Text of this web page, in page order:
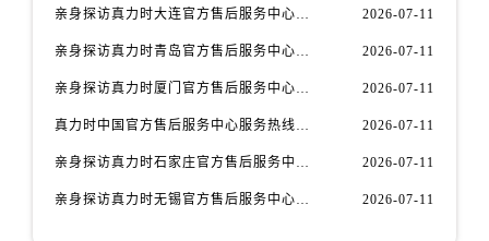
亲身探访真力时大连官方售后服务中心｜官方热线与门店地址（2026年7月最新） 2026-07-11
亲身探访真力时青岛官方售后服务中心｜热线与地址（2026年7月最新） 2026-07-11
亲身探访真力时厦门官方售后服务中心｜官方电话和维修地址（2026年7月最新） 2026-07-11
真力时中国官方售后服务中心服务热线及维修地址实地考察报告_多信源验证（2026年7月最新） 2026-07-11
亲身探访真力时石家庄官方售后服务中心｜全新维修门店地址及电话（2026年7月最新） 2026-07-11
亲身探访真力时无锡官方售后服务中心｜全新地址及服务热线（2026年7月最新） 2026-07-11